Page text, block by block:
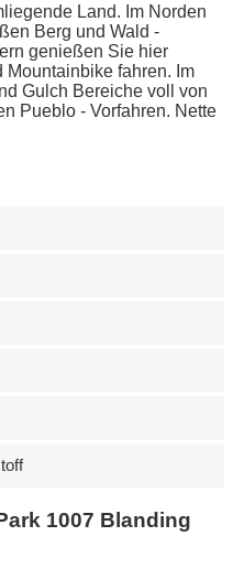
Land. Im Norden
Berg und Wald -
genießen Sie hier
Mountainbike fahren. Im
Gulch Bereiche voll von
Pueblo - Vorfahren. Nette
1007 Blanding